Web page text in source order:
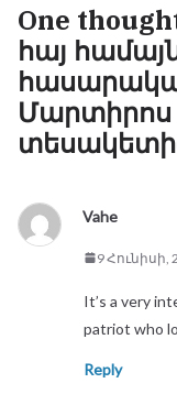
o
r
p
p
One
հայ
Մարտիրոս
Vahe
9 Հունիսի,
It’s a very
patriot who
Reply